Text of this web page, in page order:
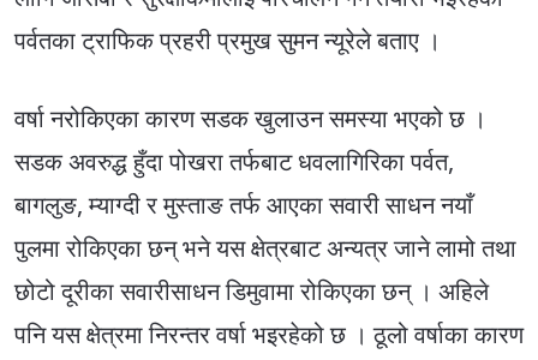
पर्वतका ट्राफिक प्रहरी प्रमुख सुमन न्यूरेले बताए ।
वर्षा नरोकिएका कारण सडक खुलाउन समस्या भएको छ ।
सडक अवरुद्ध हुँदा पोखरा तर्फबाट धवलागिरिका पर्वत,
बागलुङ, म्याग्दी र मुस्ताङ तर्फ आएका सवारी साधन नयाँ
पुलमा रोकिएका छन् भने यस क्षेत्रबाट अन्यत्र जाने लामो तथा
छोटो दूरीका सवारीसाधन डिमुवामा रोकिएका छन् । अहिले
पनि यस क्षेत्रमा निरन्तर वर्षा भइरहेको छ । ठूलो वर्षाका कारण